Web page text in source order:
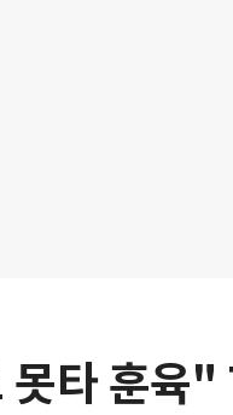
타 훈육"